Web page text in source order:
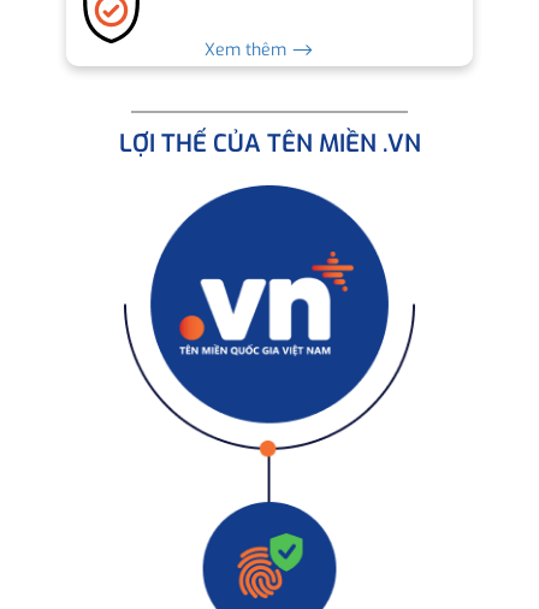
Xem thêm ⟶
LỢI THẾ CỦA TÊN MIỀN .VN